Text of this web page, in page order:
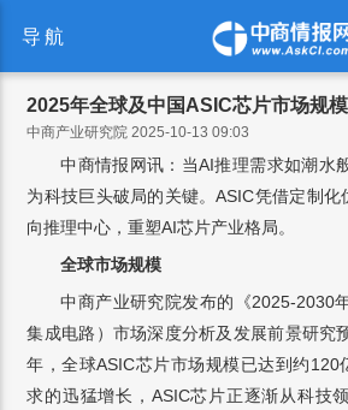
导航
2025年全球及中国ASIC芯片市场规模
中商产业研究院 2025-10-13 09:03
中商情报网讯：当AI推理需求如潮水
为科技巨头破局的关键。ASIC凭借定制化
向推理中心，重塑AI芯片产业格局。
全球市场规模
中商产业研究院发布的《2025-2030
集成电路）市场深度分析及发展前景研究
年，全球ASIC芯片市场规模已达到约120
求的迅猛增长，ASIC芯片正逐渐从科技